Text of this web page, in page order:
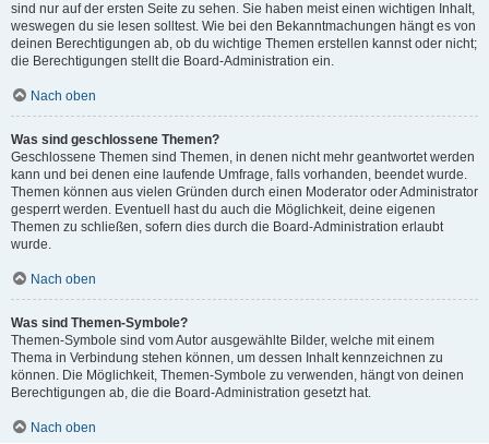
sind nur auf der ersten Seite zu sehen. Sie haben meist einen wichtigen Inhalt,
weswegen du sie lesen solltest. Wie bei den Bekanntmachungen hängt es von
deinen Berechtigungen ab, ob du wichtige Themen erstellen kannst oder nicht;
die Berechtigungen stellt die Board-Administration ein.
Nach oben
Was sind geschlossene Themen?
Geschlossene Themen sind Themen, in denen nicht mehr geantwortet werden
kann und bei denen eine laufende Umfrage, falls vorhanden, beendet wurde.
Themen können aus vielen Gründen durch einen Moderator oder Administrator
gesperrt werden. Eventuell hast du auch die Möglichkeit, deine eigenen
Themen zu schließen, sofern dies durch die Board-Administration erlaubt
wurde.
Nach oben
Was sind Themen-Symbole?
Themen-Symbole sind vom Autor ausgewählte Bilder, welche mit einem
Thema in Verbindung stehen können, um dessen Inhalt kennzeichnen zu
können. Die Möglichkeit, Themen-Symbole zu verwenden, hängt von deinen
Berechtigungen ab, die die Board-Administration gesetzt hat.
Nach oben